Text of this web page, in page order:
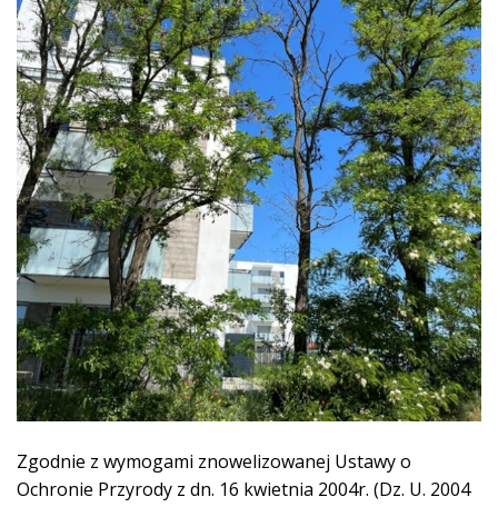
Zgodnie z wymogami znowelizowanej Ustawy o
Ochronie Przyrody z dn. 16 kwietnia 2004r. (Dz. U. 2004